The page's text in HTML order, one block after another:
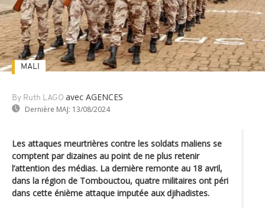
By Ruth LAGO avec AGENCES
Dernière MAJ: 13/08/2024
MALI
Les attaques meurtrières contre les soldats maliens se
comptent par dizaines au point de ne plus retenir
l’attention des médias. La dernière remonte au 18 avril,
dans la région de Tombouctou, quatre militaires ont péri
dans cette énième attaque imputée aux djihadistes.